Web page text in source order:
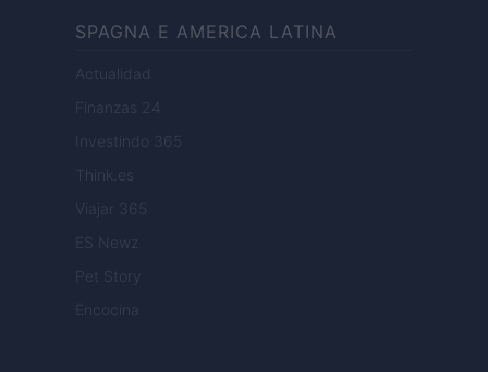
SPAGNA E AMERICA LATINA
Actualidad
Finanzas 24
Investindo 365
Think.es
Viajar 365
ES Newz
Pet Story
Encocina